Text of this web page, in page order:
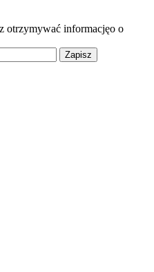
otrzymywać informacjęo o
Zapisz